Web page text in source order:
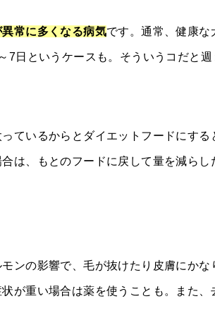
常に多くなる病気です。通常、健康な
日というケースも。そういうコだと週
ているからとダイエットフードにす
は、もとのフードに戻して量を減ら
ンの影響で、毛が抜けたり皮膚にか
が重い場合は薬を使うことも。また